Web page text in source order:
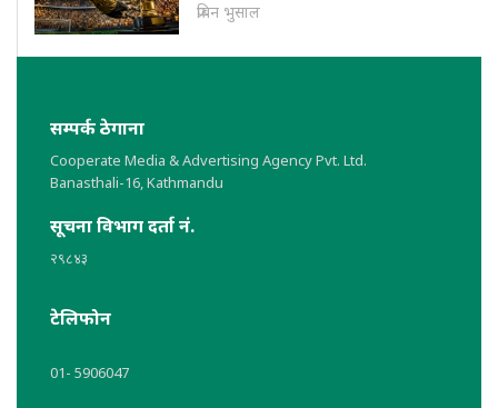
प्रबिन भुसाल
सम्पर्क ठेगाना
Cooperate Media & Advertising Agency Pvt. Ltd.
Banasthali-16, Kathmandu
सूचना विभाग दर्ता नं.
२९८४३
टेलिफोन
01- 5906047